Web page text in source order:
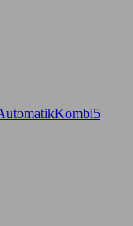
Kombi5